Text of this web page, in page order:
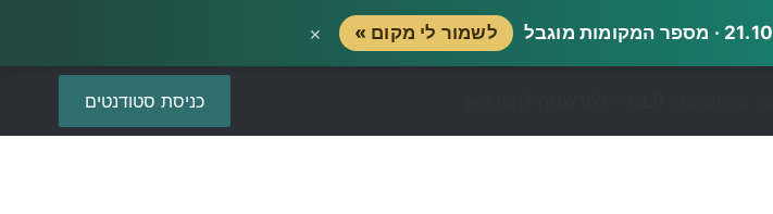
לשמור לי מקום » ×
כניסת סטודנטים